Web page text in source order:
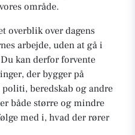
område.
overblik over dagens
arbejde, uden at gå i
kan derfor forvente
der bygger på
beredskab og andre
både større og mindre
med i, hvad der rører